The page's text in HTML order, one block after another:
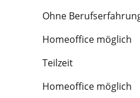
Ohne
Homeoffice möglich
Teilzeit
Homeoffice möglich